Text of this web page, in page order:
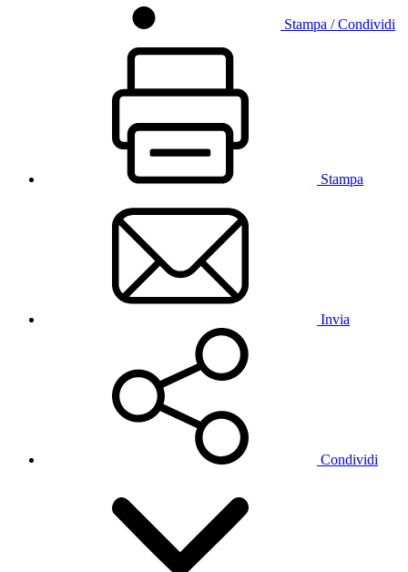
Stampa / Condividi
Stampa
Invia
Condividi